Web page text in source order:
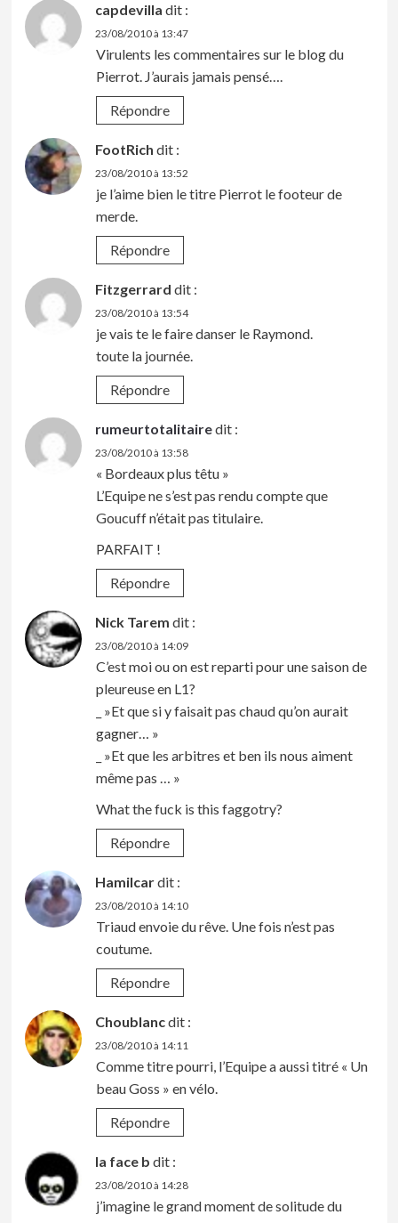
capdevilla dit :
23/08/2010 à 13:47
Virulents les commentaires sur le blog du
Pierrot. J’aurais jamais pensé….
Répondre
FootRich dit :
23/08/2010 à 13:52
je l’aime bien le titre Pierrot le footeur de
merde.
Répondre
Fitzgerrard dit :
23/08/2010 à 13:54
je vais te le faire danser le Raymond.
toute la journée.
Répondre
rumeurtotalitairedit :
23/08/2010 à 13:58
« Bordeaux plus têtu »
L’Equipe ne s’est pas rendu compte que
Goucuff n’était pas titulaire.
PARFAIT !
Répondre
Nick Tarem dit :
23/08/2010 à 14:09
C’est moi ou on est reparti pour une saison de
pleureuse en L1?
_ »Et que si y faisait pas chaud qu’on aurait
gagner… »
_ »Et que les arbitres et ben ils nous aiment
même pas … »
What the fuck is this faggotry?
Répondre
Hamilcardit :
23/08/2010 à 14:10
Triaud envoie du rêve. Une fois n’est pas
coutume.
Répondre
Choublancdit :
23/08/2010 à 14:11
Comme titre pourri, l’Equipe a aussi titré « Un
beau Goss » en vélo.
Répondre
la face b dit :
23/08/2010 à 14:28
j’imagine le grand moment de solitude du